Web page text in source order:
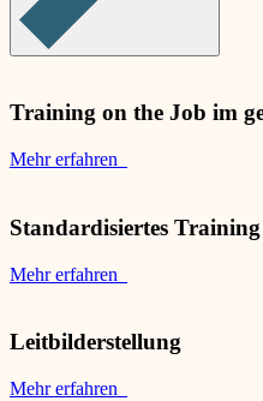
Training on the Job im
Mehr erfahren
Standardisiertes Training
Mehr erfahren
Leitbilderstellung
Mehr erfahren